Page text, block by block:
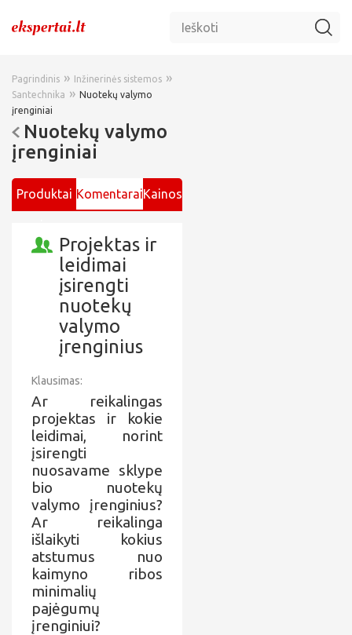
Pagrindinis » Inžinerinės sistemos »
Santechnika » Nuotekų valymo
įrenginiai
Nuotekų valymo
įrenginiai
Produktai
paslaugos
KomentaraiKainos
Projektas ir
leidimai
įsirengti
nuotekų
valymo
įrenginius
Klausimas:
Ar reikalingas
projektas ir kokie
leidimai, norint
įsirengti
nuosavame sklype
bio nuotekų
valymo įrenginius?
Ar reikalinga
išlaikyti kokius
atstumus nuo
kaimyno ribos
minimalių
pajėgumų
įrenginiui?